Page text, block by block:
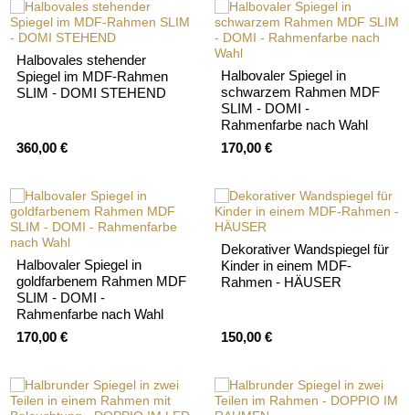
Halbovales stehender
Spiegel im MDF-Rahmen
SLIM - DOMI STEHEND
360,00 €
Halbovaler Spiegel in
schwarzem Rahmen MDF
SLIM - DOMI -
Rahmenfarbe nach Wahl
170,00 €
Halbovaler Spiegel in
goldfarbenem Rahmen MDF
SLIM - DOMI -
Rahmenfarbe nach Wahl
170,00 €
Dekorativer Wandspiegel für
Kinder in einem MDF-
Rahmen - HÄUSER
150,00 €